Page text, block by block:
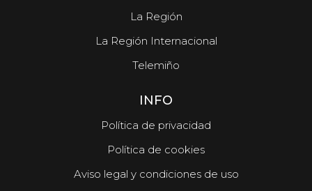
La Región
La Región Internacional
Telemiño
INFO
Política de privacidad
Política de cookies
Aviso legal y condiciones de uso